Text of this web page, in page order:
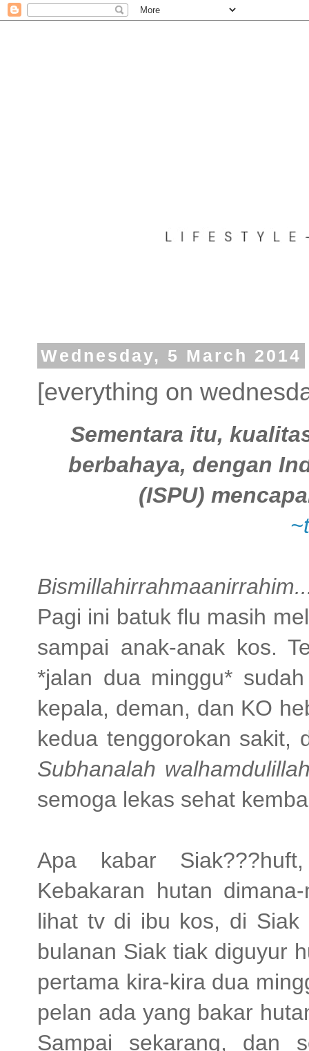
Wednesday, 5 March 2014
[everything on
Sementara itu,
berbahaya, dengan
(ISPU)
Pagi ini batuk flu masih
sampai anak-anak kos.
*jalan dua minggu*
kepala, deman, dan KO
kedua tenggorokan sakit,
Subhanalah
semoga lekas sehat
Apa kabar
Kebakaran hutan
lihat tv di ibu kos, di
bulanan Siak tiak diguyur
pertama kira-kira dua
pelan ada yang bakar
Sampai sekarang, dan